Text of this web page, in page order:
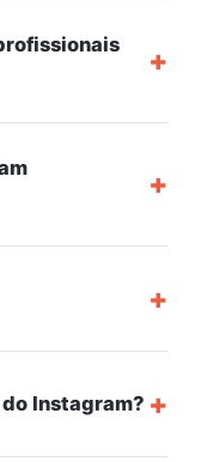
+
+
+
Instagram? +